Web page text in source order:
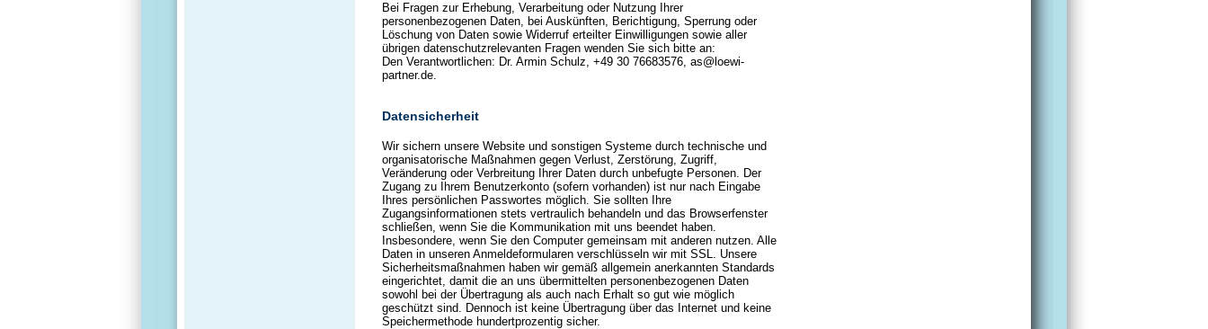
Bei Fragen zur Erhebung, Verarbeitung oder Nutzung Ihrer
personenbezogenen Daten, bei Auskünften, Berichtigung, Sperrung oder
Löschung von Daten sowie Widerruf erteilter Einwilligungen sowie aller
übrigen datenschutzrelevanten Fragen wenden Sie sich bitte an:
Den Verantwortlichen: Dr. Armin Schulz, +49 30 76683576, as@loewi-
partner.de.
Datensicherheit
Wir sichern unsere Website und sonstigen Systeme durch technische und
organisatorische Maßnahmen gegen Verlust, Zerstörung, Zugriff,
Veränderung oder Verbreitung Ihrer Daten durch unbefugte Personen. Der
Zugang zu Ihrem Benutzerkonto (sofern vorhanden) ist nur nach Eingabe
Ihres persönlichen Passwortes möglich. Sie sollten Ihre
Zugangsinformationen stets vertraulich behandeln und das Browserfenster
schließen, wenn Sie die Kommunikation mit uns beendet haben.
Insbesondere, wenn Sie den Computer gemeinsam mit anderen nutzen. Alle
Daten in unseren Anmeldeformularen verschlüsseln wir mit SSL. Unsere
Sicherheitsmaßnahmen haben wir gemäß allgemein anerkannten Standards
eingerichtet, damit die an uns übermittelten personenbezogenen Daten
sowohl bei der Übertragung als auch nach Erhalt so gut wie möglich
geschützt sind. Dennoch ist keine Übertragung über das Internet und keine
Speichermethode hundertprozentig sicher.